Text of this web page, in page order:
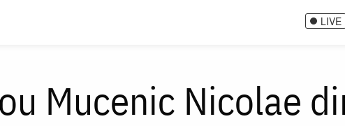
LIVE
Mucenic Nicolae